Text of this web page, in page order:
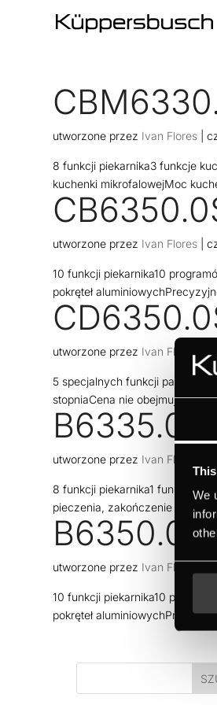
We
utworzone przez Ivan Flores |
8 funkcji piekarnika3 funkcje
kuchenki mikrofalowejMoc
utworzone przez Ivan Flores |
10 funkcji piekarnika10
pokręteł
utworzone przez Ivan Flores
5 specjalnych funkcji
stopniaCena nie obejmuje
B6335.0S
utworzone przez Ivan Flores
8 funkcji piekarnika1 funkcja
pieczenia, zakończenie czasu
B6350.0S
utworzone przez Ivan Flores
10 funkcji piekarnika10
pokręteł